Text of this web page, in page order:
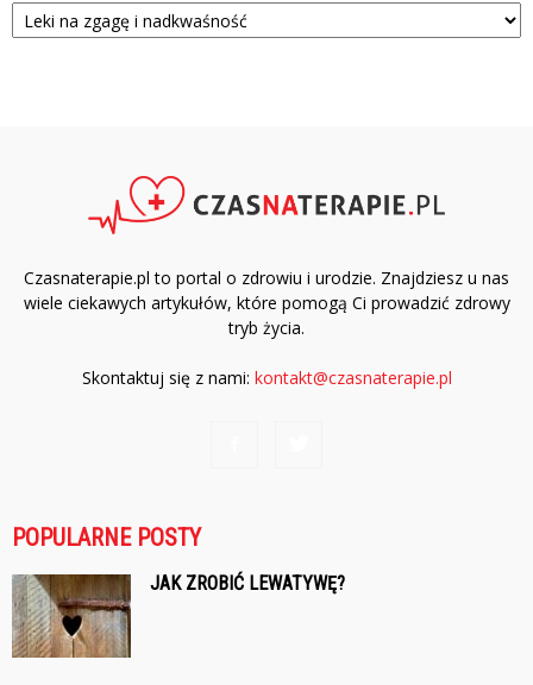
Czasnaterapie.pl to portal o zdrowiu i urodzie. Znajdziesz u nas
wiele ciekawych artykułów, które pomogą Ci prowadzić zdrowy
tryb życia.
Skontaktuj się z nami: kontakt@czasnaterapie.pl
POPULARNE POSTY
JAK ZROBIĆ LEWATYWĘ?